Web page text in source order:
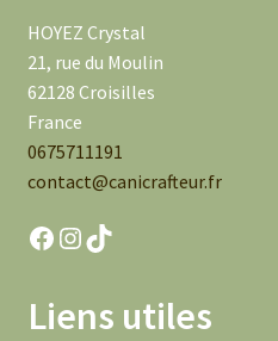
HOYEZ Crystal
21, rue du Moulin
62128 Croisilles
France
0675711191
contact@canicrafteur.fr
Facebook
Instagram
TikTok
Liens utiles